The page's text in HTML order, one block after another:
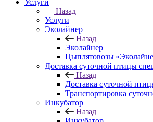
Услуги
Назад
Услуги
Эколайнер
Назад
Эколайнер
Цыплятовозы
Доставка суточной птицы
Назад
Доставка суточной
Транспортировка
Инкубатор
Назад